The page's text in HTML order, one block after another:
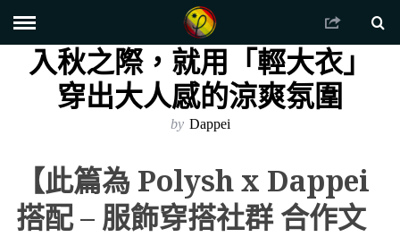
入秋之際，就用「輕大衣」
穿出大人感的涼爽氛圍
by Dappei
【此篇為 Polysh x Dappei
搭配 – 服飾穿搭社群 合作文